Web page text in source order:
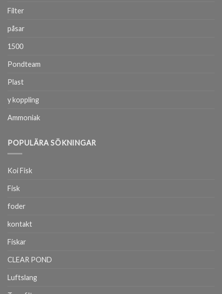
Filter
påsar
1500
Pondteam
Plast
y koppling
Ammoniak
POPULÄRA SÖKNINGAR
Koi Fisk
Fisk
foder
kontakt
Fiskar
CLEAR POND
Luftslang